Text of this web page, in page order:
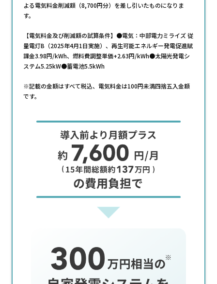
よる電気料金削減額（8,700円分）を差し引いたものになりま
す。
【電気料金及び削減額の試算条件】●電気：中部電力ミライズ 従
量電灯B（2025年4月1日実施）、再生可能エネルギー発電促進賦
課金3.98円/kWh、燃料費調整単価+2.63円/kWh●太陽光発電シ
ステム5.25kW●蓄電池5.5kWh
※記載の金額はすべて税込、電気料金は100円未満四捨五入金額
です。